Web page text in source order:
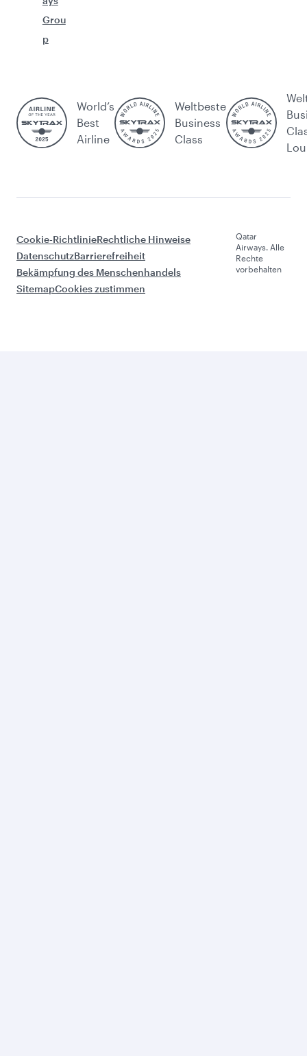
Grou
p
World’s
Best
Airline
Weltbeste
Business
Class
Cookie-RichtlinieRechtliche Hinweise
DatenschutzBarrierefreiheit
Bekämpfung des Menschenhandels
SitemapCookies zustimmen
Qatar
Airways. Alle
Rechte
vorbehalten